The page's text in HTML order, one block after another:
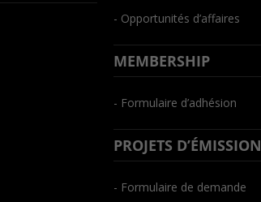
- Opportunités d’affaires
MEMBERSHIP
- Formulaire d’adhésion
PROJETS D’ÉMISSION
- Formulaire de demande